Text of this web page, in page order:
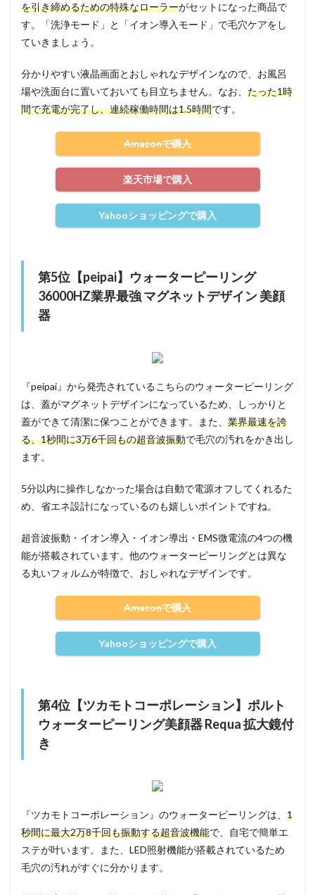
を引き締めるための特殊なローラーがセットになった商品で
す。「洗浄モード」と「イオン導入モード」で毛穴ケアをし
ていきましょう。
分かりやすい液晶画面とおしゃれなデザインなので、お風呂
場や洗面台に置いておいても目立ちません。なお、 たった1時
間で充電が完了し、連続稼働時間は1.5時間です。
Amazonで購入
楽天市場で購入
Yahooショッピングで購入
第5位【peipai】ウォーターピーリング
36000HZ業界最強 マグネットデザイン 美顔
器
『peipai』から発売されているこちらのウォーターピーリング
は、蓋がマグネットデザインになっているため、しっかりと
蓋ができて清潔に保つことができます。また、 業界最速を誇
る、1秒間に3万6千回もの超音波振動で毛穴の汚れをかき出し
ます。
5分以内に操作しなかった場合は自動で電源オフしてくれるた
め、省エネ設計になっているのも嬉しいポイントですね。
超音波振動・イオン導入・イオン導出・EMS微電流の4つの機
能が搭載されています。他のウォーターピーリングとは異な
る丸いフォルムが特徴で、おしゃれなデザインです。
Amazonで購入
Yahooショッピングで購入
第4位【ツカモトコーポレーション】ポルト
ウォーターピーリング美顔器 Requa 拡大鏡付
き
『ツカモトコーポレーション』のウォーターピーリングは、 1
秒間に最大2万8千回も振動する超音波機能で、自宅で簡単エ
ステが叶います。また、LED照射機能が搭載されているため
毛穴の汚れがすぐに分かります。